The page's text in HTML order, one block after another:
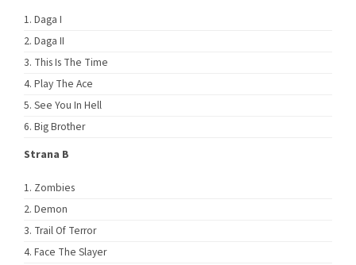
Daga I
Daga II
This Is The Time
Play The Ace
See You In Hell
Big Brother
Strana B
Zombies
Demon
Trail Of Terror
Face The Slayer